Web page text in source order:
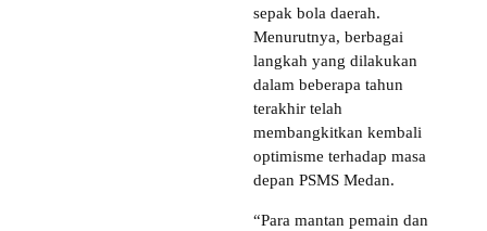
sepak bola daerah.
Menurutnya, berbagai
langkah yang dilakukan
dalam beberapa tahun
terakhir telah
membangkitkan kembali
optimisme terhadap masa
depan PSMS Medan.
“Para mantan pemain dan